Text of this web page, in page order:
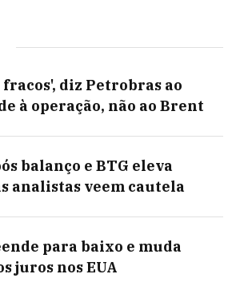
fracos', diz Petrobras ao
à operação, não ao Brent
balanço e BTG eleva
analistas veem cautela
para baixo e muda
juros nos EUA